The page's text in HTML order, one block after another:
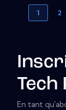
1 2
Tech
En tant